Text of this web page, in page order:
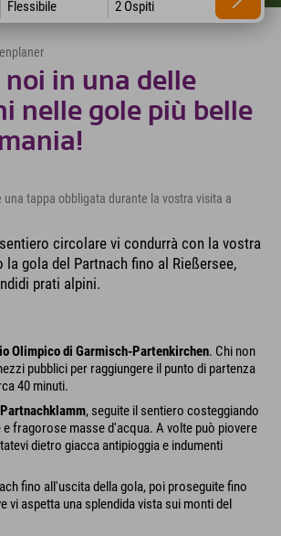
Flessibile 2 Ospiti
in una delle
nelle gole più belle
una tappa obbligata durante la vostra visita a
circolare vi condurrà con la vostra
gola del Partnach fino al Rießersee,
prati alpini.
Olimpico di Garmisch-Partenkirchen. Chi non
pubblici per raggiungere il punto di partenza
40 minuti.
Partnachklamm, seguite il sentiero costeggiando
fragorose masse d'acqua. A volte può piovere
dietro giacca antipioggia e indumenti
fino all'uscita della gola, poi proseguite fino
vi aspetta una splendida vista sui monti del